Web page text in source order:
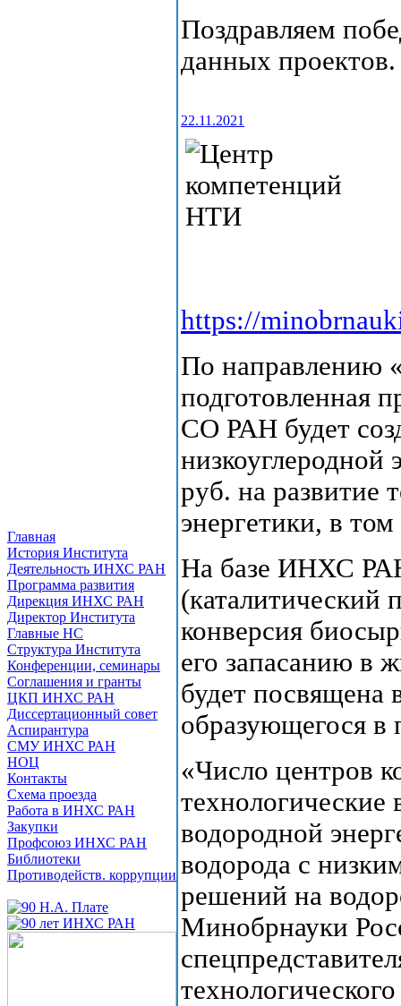
Главная
История Института
Деятельность ИНХС РАН
Программа развития
Дирекция ИНХС РАН
Директор Института
Главные НС
Структура Института
Конференции, семинары
Соглашения и гранты
ЦКП ИНХС РАН
Диссертационный совет
Аспирантура
СМУ ИНХС РАН
НОЦ
Контакты
Схема проезда
Работа в ИНХС РАН
Закупки
Профсоюз ИНХС РАН
Библиотеки
Противодейств. коррупции
Поздравляем
данных проектов.
22.11.2021
https://
По направлению
СО РАН будет
низкоуглеродной
руб. на развитие
энергетики, в
На базе ИНХС
(каталитический
конверсия
его запасанию в
будет посвящена
образующегося в
«Число центров
водородной
водорода с
решений на
Минобрнауки